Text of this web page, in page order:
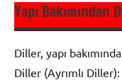
9. Sınıf
Dil ve
Anlatım
Yapı Bakımından
Diller, yapı
Diller (Ayrımlı